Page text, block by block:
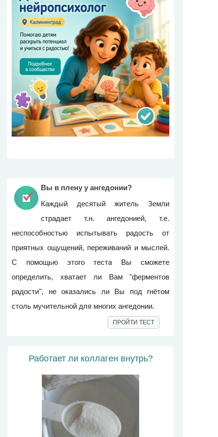
Вы в плену у ангедонии?
Каждый десятый житель Земли
страдает т.н. ангедонией, т.е.
неспособностью испытывать радость от
приятных ощущений, переживаний и мыслей.
С помощью этого теста Вы сможете
определить, хватает ли Вам "ферментов
радости", не оказались ли Вы под гнётом
столь мучительной для многих ангедонии.
ПРОЙТИ ТЕСТ
Работает ли коллаген внутрь?